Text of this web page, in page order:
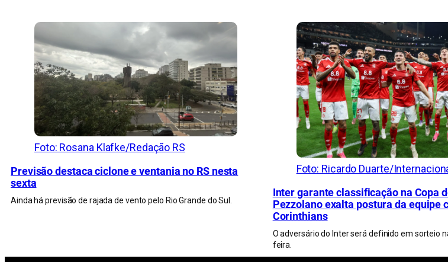
Foto: Rosana Klafke/Redação RS
Previsão destaca ciclone e ventania no RS nesta
sexta
Ainda há previsão de rajada de vento pelo Rio Grande do Sul.
Foto: Ricardo Duarte/
Inter garante classificação na Copa
Pezzolano exalta postura da equipe
Corinthians
O adversário do Inter será definido em sorteio
feira.